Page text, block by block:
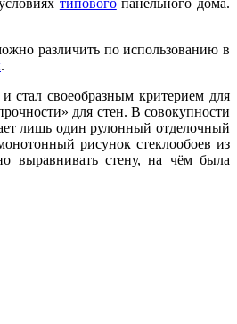
различить по использованию в
.
стал своеобразным критерием для
для стен. В совокупности
лишь один рулонный отделочный
рисунок стеклообоев из
выравнивать стену, на чём была